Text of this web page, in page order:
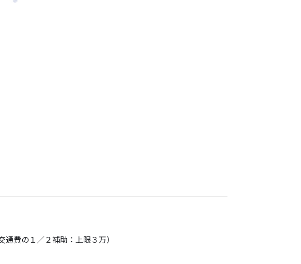
費の１／２補助：上限３万）